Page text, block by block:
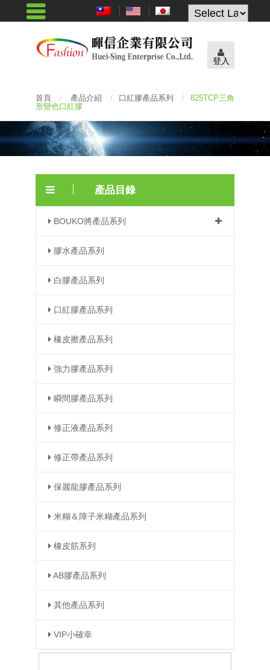
Powered by
登入
首頁 / 產品介紹 / 口紅膠產品系列 /
825TCP三角
形變色口紅膠
產品目錄
BOUKO將產品系列
膠水產品系列
白膠產品系列
口紅膠產品系列
橡皮擦產品系列
強力膠產品系列
瞬間膠產品系列
修正液產品系列
修正帶產品系列
保麗龍膠產品系列
米糊＆障子米糊產品系列
橡皮筋系列
AB膠產品系列
其他產品系列
VIP小確幸